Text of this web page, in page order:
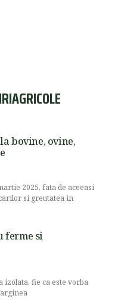
bovine, ovine,
2025, fata de aceeasi
si greutatea in
ferme si
izolata, fie ca este vorba